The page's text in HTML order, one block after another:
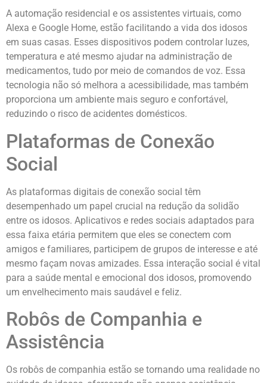
A automação residencial e os assistentes virtuais, como
Alexa e Google Home, estão facilitando a vida dos idosos
em suas casas. Esses dispositivos podem controlar luzes,
temperatura e até mesmo ajudar na administração de
medicamentos, tudo por meio de comandos de voz. Essa
tecnologia não só melhora a acessibilidade, mas também
proporciona um ambiente mais seguro e confortável,
reduzindo o risco de acidentes domésticos.
Plataformas de Conexão
Social
As plataformas digitais de conexão social têm
desempenhado um papel crucial na redução da solidão
entre os idosos. Aplicativos e redes sociais adaptados para
essa faixa etária permitem que eles se conectem com
amigos e familiares, participem de grupos de interesse e até
mesmo façam novas amizades. Essa interação social é vital
para a saúde mental e emocional dos idosos, promovendo
um envelhecimento mais saudável e feliz.
Robôs de Companhia e
Assistência
Os robôs de companhia estão se tornando uma realidade no